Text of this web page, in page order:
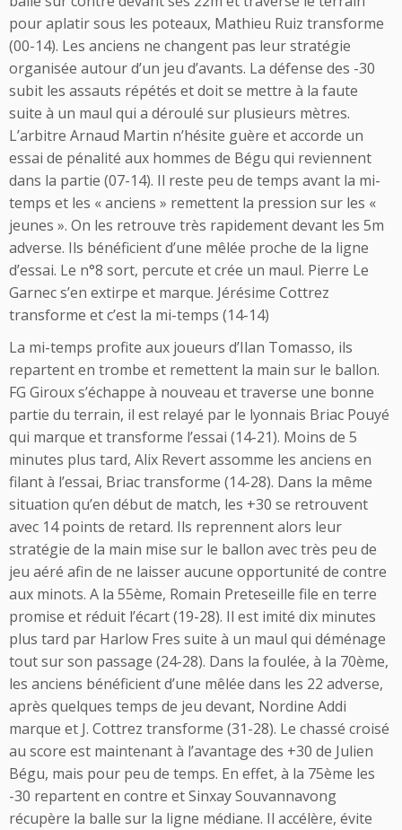
pour aplatir sous les poteaux, Mathieu Ruiz transforme
(00-14). Les anciens ne changent pas leur stratégie
organisée autour d’un jeu d’avants. La défense des -30
subit les assauts répétés et doit se mettre à la faute
suite à un maul qui a déroulé sur plusieurs mètres.
L’arbitre Arnaud Martin n’hésite guère et accorde un
essai de pénalité aux hommes de Bégu qui reviennent
dans la partie (07-14). Il reste peu de temps avant la mi-
temps et les « anciens » remettent la pression sur les «
jeunes ». On les retrouve très rapidement devant les 5m
adverse. Ils bénéficient d’une mêlée proche de la ligne
d’essai. Le n°8 sort, percute et crée un maul. Pierre Le
Garnec s’en extirpe et marque. Jérésime Cottrez
transforme et c’est la mi-temps (14-14)
La mi-temps profite aux joueurs d’Ilan Tomasso, ils
repartent en trombe et remettent la main sur le ballon.
FG Giroux s’échappe à nouveau et traverse une bonne
partie du terrain, il est relayé par le lyonnais Briac Pouyé
qui marque et transforme l’essai (14-21). Moins de 5
minutes plus tard, Alix Revert assomme les anciens en
filant à l’essai, Briac transforme (14-28). Dans la même
situation qu’en début de match, les +30 se retrouvent
avec 14 points de retard. Ils reprennent alors leur
stratégie de la main mise sur le ballon avec très peu de
jeu aéré afin de ne laisser aucune opportunité de contre
aux minots. A la 55ème, Romain Preteseille file en terre
promise et réduit l’écart (19-28). Il est imité dix minutes
plus tard par Harlow Fres suite à un maul qui déménage
tout sur son passage (24-28). Dans la foulée, à la 70ème,
les anciens bénéficient d’une mêlée dans les 22 adverse,
après quelques temps de jeu devant, Nordine Addi
marque et J. Cottrez transforme (31-28). Le chassé croisé
au score est maintenant à l’avantage des +30 de Julien
Bégu, mais pour peu de temps. En effet, à la 75ème les
-30 repartent en contre et Sinxay Souvannavong
récupère la balle sur la ligne médiane. Il accélère, évite